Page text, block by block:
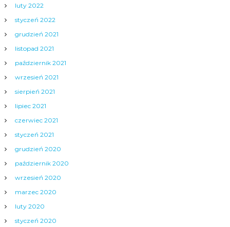
luty 2022
styczeń 2022
grudzień 2021
listopad 2021
październik 2021
wrzesień 2021
sierpień 2021
lipiec 2021
czerwiec 2021
styczeń 2021
grudzień 2020
październik 2020
wrzesień 2020
marzec 2020
luty 2020
styczeń 2020